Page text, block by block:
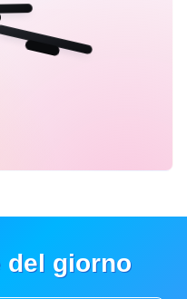
del giorno